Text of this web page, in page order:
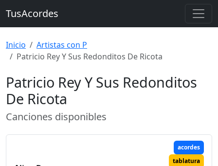
TusAcordes
Inicio
Artistas con P
Patricio Rey Y Sus Redonditos De Ricota
Patricio Rey Y Sus Redonditos
De Ricota
Canciones disponibles
acordes
tablatura